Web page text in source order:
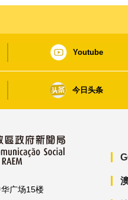
Youtube
今日头条
广场15楼